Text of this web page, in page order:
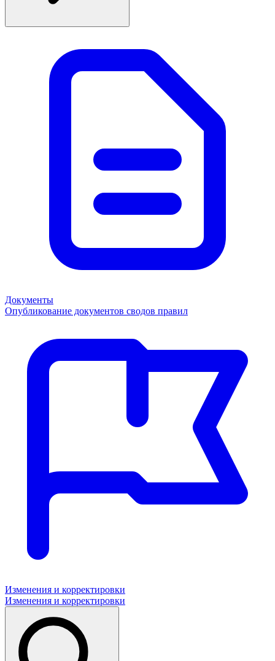
Документы
Опубликование документов сводов правил
Изменения и корректировки
Изменения и корректировки